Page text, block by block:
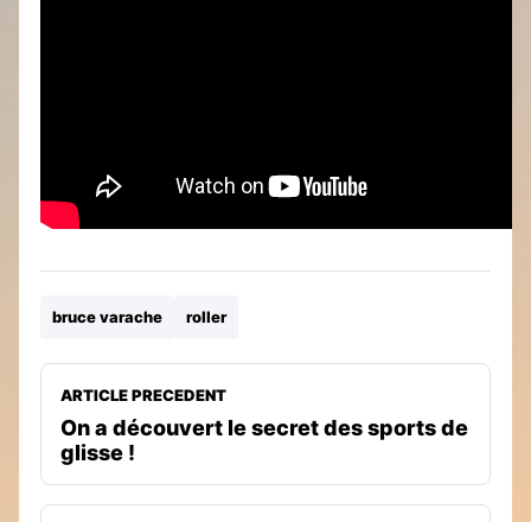
bruce varache roller
ARTICLE PRECEDENT
On a découvert le secret des sports de
glisse !